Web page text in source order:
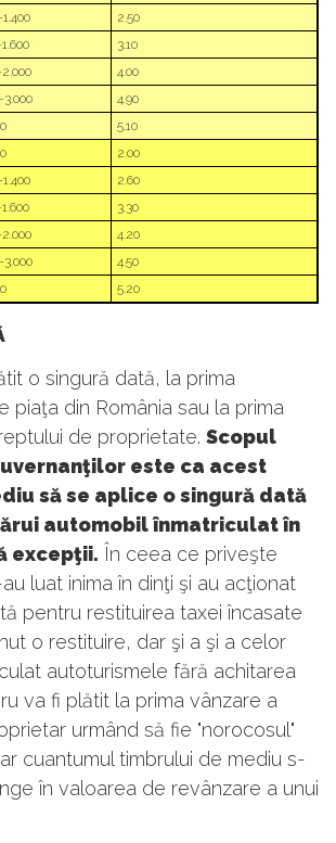
2.50
3.10
2.000
4.00
3.000
4.90
5.10
2.00
2.60
3.30
2.000
4.20
3.000
4.50
5.20
o singură dată, la prima
piaţa din România sau la prima
de proprietate. Scopul
este ca acest
să se aplice o singură dată
automobil înmatriculat în
excepţii. În ceea ce priveşte
luat inima în dinţi şi au acţionat
pentru restituirea taxei încasate
o restituire, dar şi a şi a celor
autoturismele fără achitarea
va fi plătit la prima vânzare a
urmând să fie "norocosul"
cuantumul timbrului de mediu s-
în valoarea de revânzare a unui